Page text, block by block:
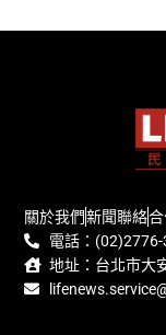
關於我們新聞聯絡
電話：
地址：台北市大